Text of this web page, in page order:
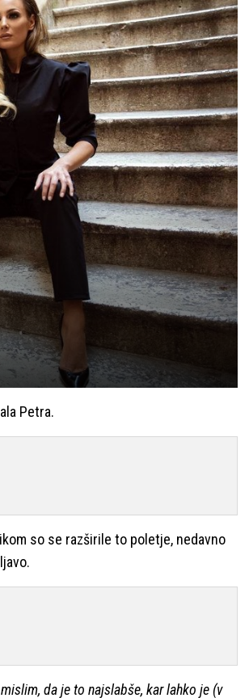
Petra.
so se razširile to poletje, nedavno
da je to najslabše, kar lahko je (v